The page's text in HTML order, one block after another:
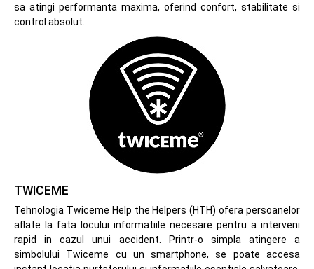
sa atingi performanta maxima, oferind confort, stabilitate si
control absolut.
TWICEME
Tehnologia Twiceme Help the Helpers (HTH) ofera persoanelor
aflate la fata locului informatiile necesare pentru a interveni
rapid in cazul unui accident. Printr-o simpla atingere a
simbolului Twiceme cu un smartphone, se poate accesa